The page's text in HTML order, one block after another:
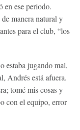
en ese periodo.
manera natural y
para el club, “los
estaba jugando mal,
Andrés está afuera.
tomé mis cosas y
con el equipo, error